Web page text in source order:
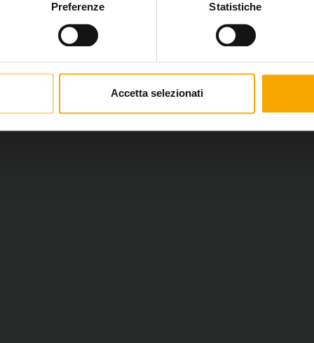
Preferenze Statistiche
Accetta selezionati